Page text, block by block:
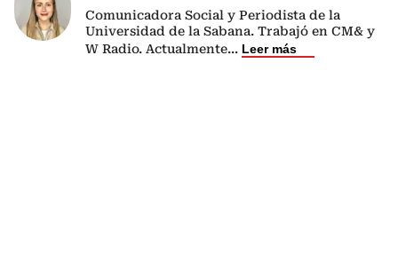
Comunicadora Social y Periodista de la
Universidad de la Sabana. Trabajó en CM& y
W Radio. Actualmente... Leer más